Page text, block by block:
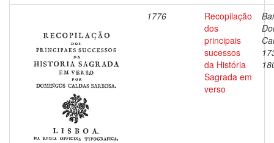
1776
Recopilação
dos
principais
sucessos
da História
Sagrada em
verso